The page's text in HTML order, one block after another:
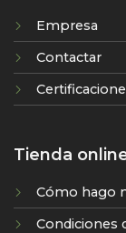
Empresa
Contactar
Tienda
Cómo hago
Condiciones